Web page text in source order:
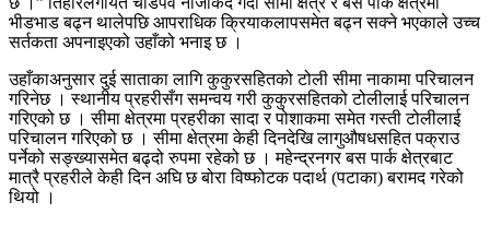
भीडभाड बढ्न थालेपछि आपराधिक क्रियाकलापसमेत बढ्न सक्ने भएकाले उच्च
सर्तकता अपनाइएको उहाँको भनाइ छ ।
उहाँकाअनुसार दुई साताका लागि कुकुरसहितको टोली सीमा नाकामा परिचालन
गरिनेछ । स्थानीय प्रहरीसँग समन्वय गरी कुकुरसहितको टोलीलाई परिचालन
गरिएको छ । सीमा क्षेत्रमा प्रहरीका सादा र पोशाकमा समेत गस्ती टोलीलाई
परिचालन गरिएको छ । सीमा क्षेत्रमा केही दिनदेखि लागुऔषधसहित पक्राउ
पर्नेको सङ्ख्यासमेत बढ्दो रुपमा रहेको छ । महेन्द्रनगर बस पार्क क्षेत्रबाट
मात्रै प्रहरीले केही दिन अघि छ बोरा विष्फोटक पदार्थ (पटाका) बरामद गरेको
थियो ।